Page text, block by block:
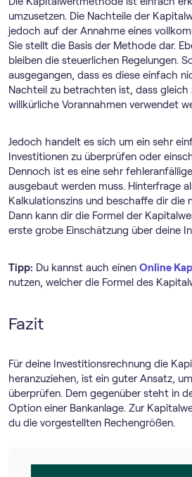
umzusetzen. Die Nachteile der
jedoch auf der Annahme eines
Sie stellt die Basis der Methode dar.
bleiben die steuerlichen Regelungen.
ausgegangen, dass es diese einfach
Nachteil zu betrachten ist, dass gleich
willkürliche Vorannahmen verwendet
Jedoch handelt es sich um ein sehr
Investitionen zu überprüfen oder
Dennoch ist es eine sehr
ausgebaut werden muss. Hinterfrage
Kalkulationszins und beschaffe dir die
Dann kann dir die Formel der
erste grobe Einschätzung über deine
Tipp: Du kannst auch einen Online
nutzen, welcher die Formel des
Fazit
Für deine Investitionsrechnung die
heranzuziehen, ist ein guter Ansatz,
überprüfen. Dem gegenüber steht in
Option einer Bankanlage. Zur
du die vorgestellten Rechengrößen.